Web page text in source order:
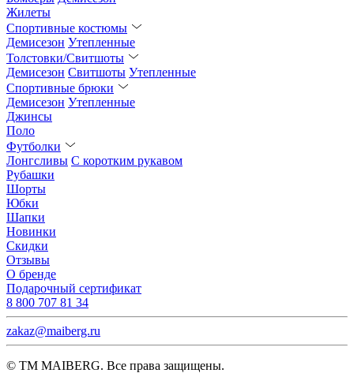
Жилеты
Спортивные костюмы
Демисезон Утепленные
Толстовки/Свитшоты
Демисезон Свитшоты Утепленные
Спортивные брюки
Демисезон Утепленные
Джинсы
Поло
Футболки
Лонгсливы С коротким рукавом
Рубашки
Шорты
Юбки
Шапки
Новинки
Скидки
Отзывы
О бренде
Подарочный сертификат
8 800 707 81 34
zakaz@maiberg.ru
© ТМ MAIBERG. Все права защищены.